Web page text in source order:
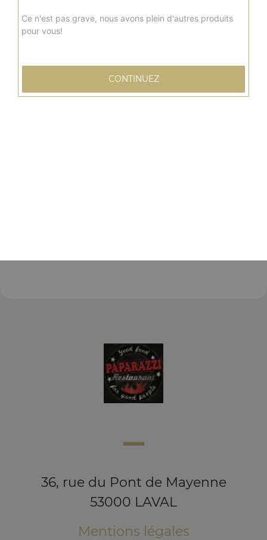
36, rue du Pont de Mayenne
53000 LAVAL
Mentions légales
Ce n'est pas grave, nous avons plein d'autres produits
pour vous!
CONTINUEZ